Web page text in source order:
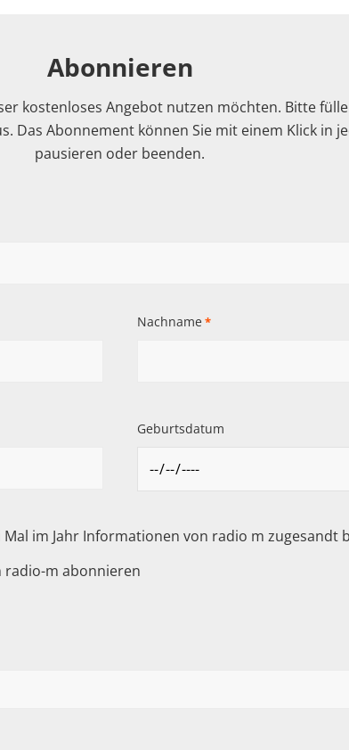
Abonnieren
kostenloses Angebot nutzen möchten. Bitte
Das Abonnement können Sie mit einem Klick in
pausieren oder beenden.
Nachname *
Geburtsdatum
im Jahr Informationen von radio m zugesandt
radio-m abonnieren